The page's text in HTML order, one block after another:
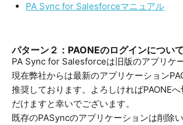
PA Sync for Salesforceマニュアル
パターン２：PAONEのログインについて
PA Sync for Salesforceは旧版のアプリケ
現在弊社からは最新のアプリケーション
推奨しております。よろしければPAONE
だけますと幸いでございます。
既存のPASyncのアプリケーションは削除